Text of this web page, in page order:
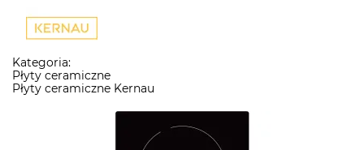
Kategoria:
Płyty ceramiczne
Płyty ceramiczne Kernau